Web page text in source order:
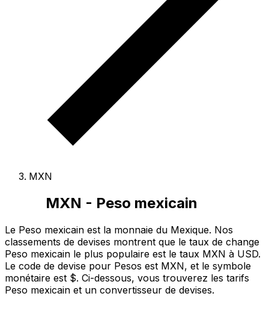
MXN
MXN - Peso mexicain
Le Peso mexicain est la monnaie du Mexique. Nos
classements de devises montrent que le taux de change
Peso mexicain le plus populaire est le taux MXN à USD.
Le code de devise pour Pesos est MXN, et le symbole
monétaire est $. Ci-dessous, vous trouverez les tarifs
Peso mexicain et un convertisseur de devises.